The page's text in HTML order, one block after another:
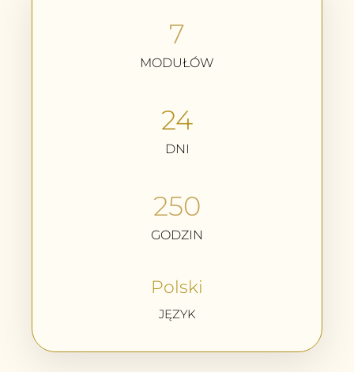
MODUŁÓW
7
DNI
24
GODZIN
250
Polski
JĘZYK